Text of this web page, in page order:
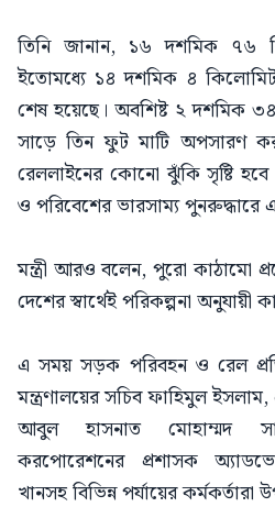
তিনি জানান, ১৬ দশমিক ৭৬
ইতোমধ্যে ১৪ দশমিক ৪
শেষ হয়েছে। অবশিষ্ট ২ দশমিক
সাড়ে তিন ফুট মাটি অপসারণ
রেললাইনের কোনো ঝুঁকি সৃষ্টি হবে
ও পরিবেশের ভারসাম্য পুনরুদ্ধারে
মন্ত্রী আরও বলেন, পুরো কাঠামো
দেশের স্বার্থেই পরিকল্পনা অনুযায়ী
এ সময় সড়ক পরিবহন ও রেল
মন্ত্রণালয়ের সচিব ফাহিমুল ইসলাম,
আবুল হাসনাত মোহাম্মদ
করপোরেশনের প্রশাসক
খানসহ বিভিন্ন পর্যায়ের কর্মকর্তারা